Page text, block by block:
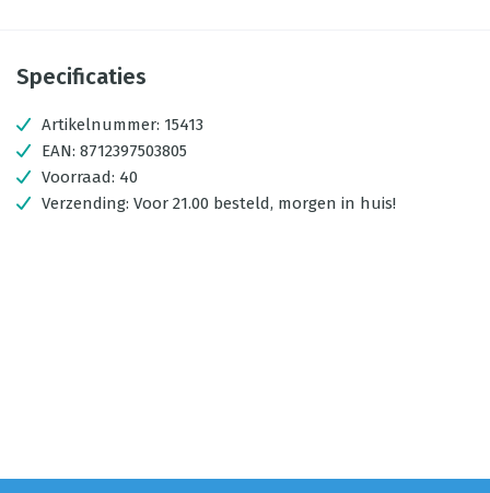
Specificaties
Artikelnummer: 15413
EAN: 8712397503805
Voorraad: 40
Verzending: Voor 21.00 besteld, morgen in huis!